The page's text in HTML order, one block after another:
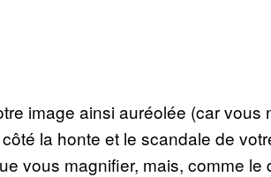
image ainsi auréolée (car vous
la honte et le scandale de
vous magnifier, mais, comme le